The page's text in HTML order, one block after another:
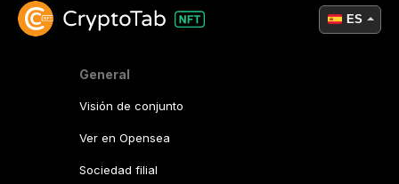
General
Visión de conjunto
Ver en Opensea
Sociedad filial
ES